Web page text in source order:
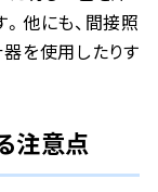
他にも、間接照
を使用したりす
注意点